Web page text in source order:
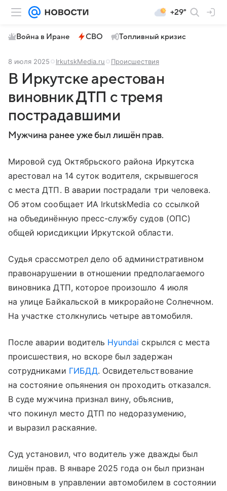
+29°
Война в Иране СВО Топливный кризис
8 июля 2025 IrkutskMedia.ru Происшествия
В Иркутске арестован
виновник ДТП с тремя
пострадавшими
Мужчина ранее уже был лишён прав.
Мировой суд Октябрьского района Иркутска
арестовал на 14 суток водителя, скрывшегося
с места ДТП. В аварии пострадали три человека.
Об этом сообщает ИА IrkutskMedia со ссылкой
на объединённую пресс-службу судов (ОПС)
общей юрисдикции Иркутской области.
Судья срассмотрел дело об административном
правонарушении в отношении предполагаемого
виновника ДТП, которое произошло 4 июля
на улице Байкальской в микрорайоне Солнечном.
На участке столкнулись четыре автомобиля.
После аварии водитель Hyundai скрылся с места
происшествия, но вскоре был задержан
сотрудниками ГИБДД. Освидетельствование
на состояние опьянения он проходить отказался.
В суде мужчина признал вину, объяснив,
что покинул место ДТП по недоразумению,
и выразил раскаяние.
Суд установил, что водитель уже дважды был
лишён прав. В январе 2025 года он был признан
виновным в управлении автомобилем в состоянии